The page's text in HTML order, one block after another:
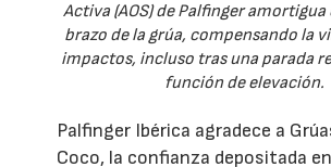
Activa (AOS) de Palfinger amortigua
brazo de la grúa, compensando la
impactos, incluso tras una parada
función de elevación.
Palfinger Ibérica agradece a
Coco, la confianza depositada